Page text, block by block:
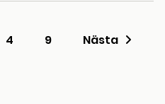
4 9 Nästa